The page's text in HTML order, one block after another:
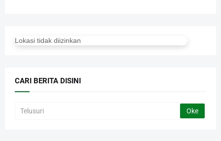
Lokasi tidak diizinkan
CARI BERITA DISINI